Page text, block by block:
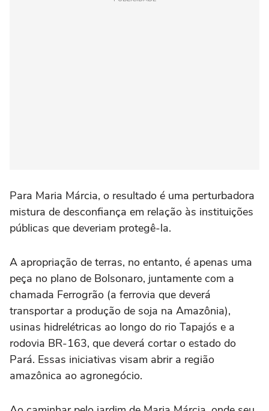
Para Maria Márcia, o resultado é uma perturbadora
mistura de desconfiança em relação às instituições
públicas que deveriam protegê-la.
A apropriação de terras, no entanto, é apenas uma
peça no plano de Bolsonaro, juntamente com a
chamada Ferrogrão (a ferrovia que deverá
transportar a produção de soja na Amazônia),
usinas hidrelétricas ao longo do rio Tapajós e a
rodovia BR-163, que deverá cortar o estado do
Pará. Essas iniciativas visam abrir a região
amazônica ao agronegócio.